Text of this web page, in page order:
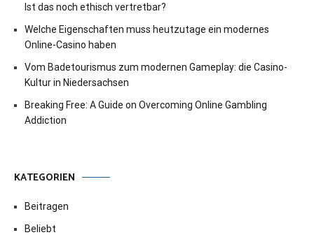
Ist das noch ethisch vertretbar?
Welche Eigenschaften muss heutzutage ein modernes
Online-Casino haben
Vom Badetourismus zum modernen Gameplay: die Casino-
Kultur in Niedersachsen
Breaking Free: A Guide on Overcoming Online Gambling
Addiction
KATEGORIEN
Beitragen
Beliebt